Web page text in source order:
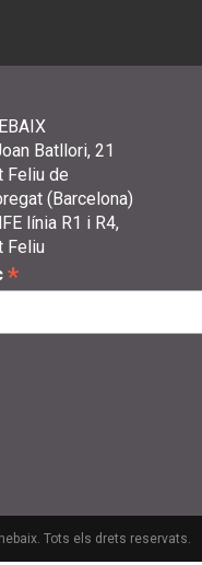
Batllori, 21
Feliu de
(Barcelona)
línia R1 i R4,
Feliu
*
Tots els drets reservats.